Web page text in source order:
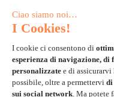
Carta di credito
Paypal
Bonifico Bancario
3 volte senza tasse